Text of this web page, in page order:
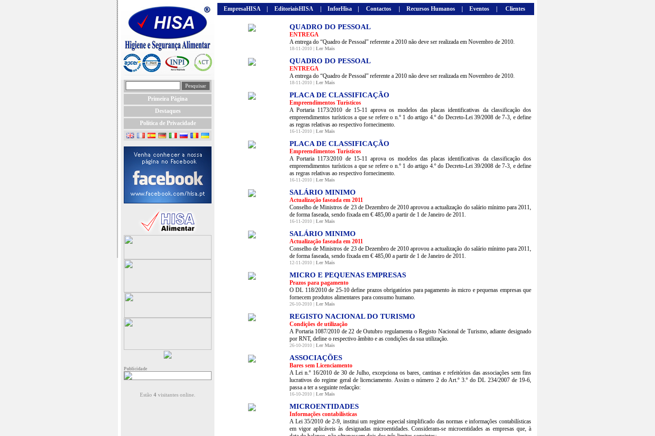
Primeira Página
Destaques
Política de Privacidade
Publicidade
Estão 4 visitantes online.
EmpresaHISA EditoriaisHISA InforHisa Contactos Recursos Humanos Eventos Clientes
QUADRO DO PESSOAL
ENTREGA
A entrega do “Quadro de Pessoal” referente a 2010 não deve ser realizada em Novembro de 2010.
18-11-2010 | Ler Mais
QUADRO DO PESSOAL
ENTREGA
A entrega do “Quadro de Pessoal” referente a 2010 não deve ser realizada em Novembro de 2010.
18-11-2010 | Ler Mais
PLACA DE CLASSIFICAÇÃO
Empreendimentos Turísticos
A Portaria 1173/2010 de 15-11 aprova os modelos das placas identificativas da classificação dos
empreendimentos turísticos a que se refere o n.º 1 do artigo 4.º do Decreto-Lei 39/2008 de 7-3, e define
as regras relativas ao respectivo fornecimento.
16-11-2010 | Ler Mais
PLACA DE CLASSIFICAÇÃO
Empreendimentos Turísticos
A Portaria 1173/2010 de 15-11 aprova os modelos das placas identificativas da classificação dos
empreendimentos turísticos a que se refere o n.º 1 do artigo 4.º do Decreto-Lei 39/2008 de 7-3, e define
as regras relativas ao respectivo fornecimento.
16-11-2010 | Ler Mais
SALÁRIO MINIMO
Actualização faseada em 2011
Conselho de Ministros de 23 de Dezembro de 2010 aprovou a actualização do salário mínimo para 2011,
de forma faseada, sendo fixada em € 485,00 a partir de 1 de Janeiro de 2011.
16-11-2010 | Ler Mais
SALÁRIO MINIMO
Actualização faseada em 2011
Conselho de Ministros de 23 de Dezembro de 2010 aprovou a actualização do salário mínimo para 2011,
de forma faseada, sendo fixada em € 485,00 a partir de 1 de Janeiro de 2011.
12-11-2010 | Ler Mais
MICRO E PEQUENAS EMPRESAS
Prazos para pagamento
O DL 118/2010 de 25-10 define prazos obrigatórios para pagamento às micro e pequenas empresas que
fornecem produtos alimentares para consumo humano.
26-10-2010 | Ler Mais
REGISTO NACIONAL DO TURISMO
Condições de utilização
A Portaria 1087/2010 de 22 de Outubro regulamenta o Registo Nacional de Turismo, adiante designado
por RNT, define o respectivo âmbito e as condições da sua utilização.
26-10-2010 | Ler Mais
ASSOCIAÇÕES
Bares sem Licenciamento
A Lei n.º 16/2010 de 30 de Julho, excepciona os bares, cantinas e refeitórios das associações sem fins
lucrativos do regime geral de licenciamento. Assim o número 2 do Art.º 3.º do DL 234/2007 de 19-6,
passa a ter a seguinte redacção:
16-10-2010 | Ler Mais
MICROENTIDADES
Informações contabilísticas
A Lei 35/2010 de 2-9, institui um regime especial simplificado das normas e informações contabilísticas
em vigor aplicáveis às designadas microentidades. Consideram-se microentidades as empresas que, à